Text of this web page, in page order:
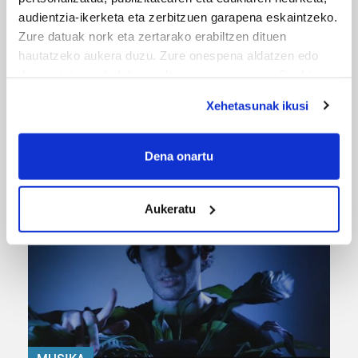
audientzia-ikerketa eta zerbitzuen garapena eskaintzeko.
Zure datuak nork eta zertarako erabiltzen dituen
hautatzeko aukera duzu. Zure onespena aldatzen edo
If you allow, we would also like to:
Collect information about your geographical
meters
Identify your device by actively scanning it for
specific characteristics (fingerprinting)
Find out more about how your personal data is processed
and set your preferences in the details section.
Guk eta gure bazkideek zure datu pertsonalak
prozesatzen ditugu, zure IP zenbakia, besteak beste,
teknologia erabiliz, cookieak adibidez, iragarki eta eduki
Xehetasunak ikusi
Dena onartu
Aukeratu